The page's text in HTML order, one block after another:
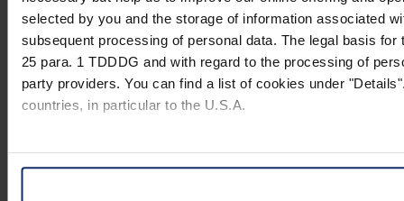
selected by you and the storage of information associated
subsequent processing of personal data. The legal basis
25 para. 1 TDDDG and with regard to the processing of
party providers. You can find a list of cookies under
countries, in particular to the U.S.A.
You can consent to the use of non-essential cookies by